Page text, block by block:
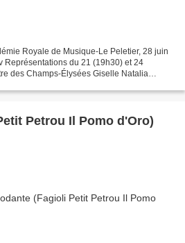
Royale de Musique-Le Peletier, 28 juin
Représentations du 21 (19h30) et 24
des Champs-Élysées Giselle Natalia
Petrou Il Pomo d'Oro)